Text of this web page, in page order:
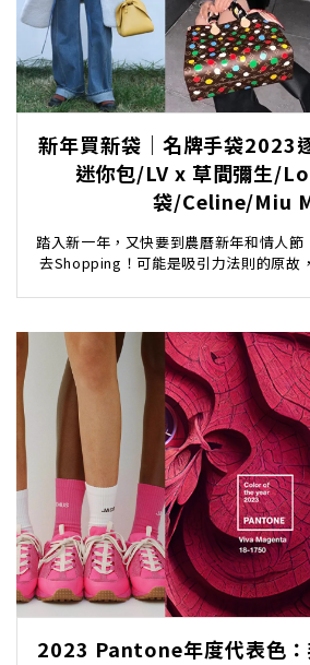
新年買新袋｜名牌手袋2023
迷你包/LV x 草間彌生/
袋/Celine/Miu
踏入新一年，又快要到農曆新年和情人節
去Shopping！可能是吸引力法則的原故
2023 Pantone年度代表色：